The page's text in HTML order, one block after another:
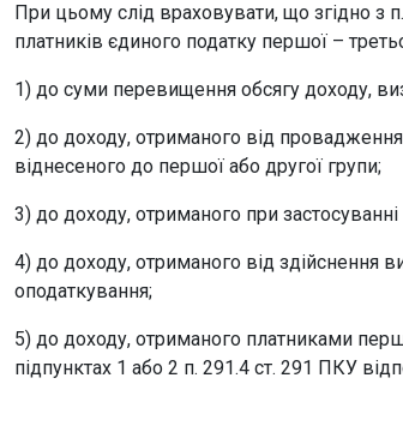
При цьому слід враховувати, що згідно з
платників єдиного податку першої –
1) до суми перевищення обсягу доходу,
2) до доходу, отриманого від провадження
віднесеного до першої або другої групи;
3) до доходу, отриманого при
4) до доходу, отриманого від здійснення
оподаткування;
5) до доходу, отриманого платниками
підпунктах 1 або 2 п. 291.4 ст. 291 ПКУ